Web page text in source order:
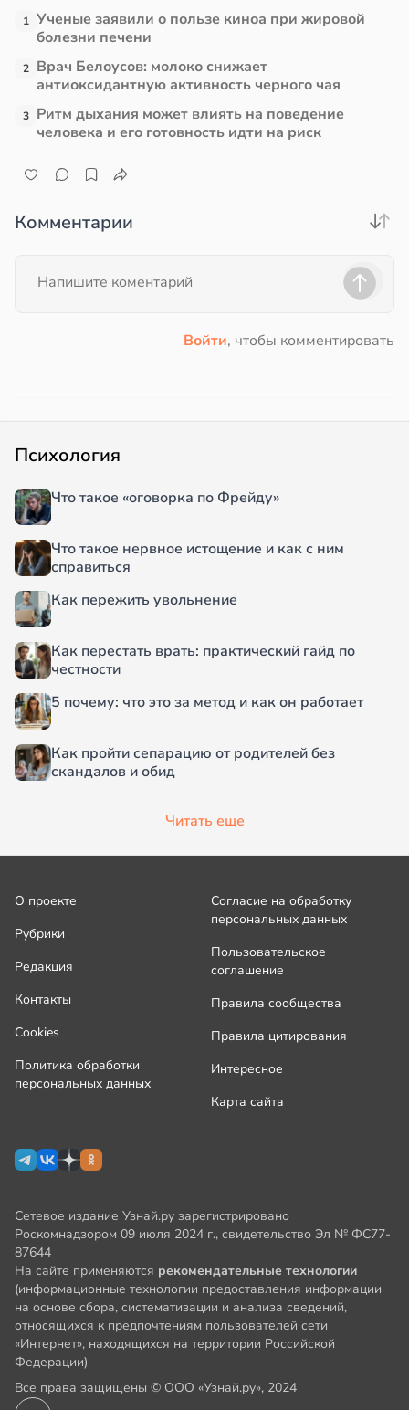
1 Ученые заявили о пользе киноа при жировой
болезни печени
2 Врач Белоусов: молоко снижает
антиоксидантную активность черного чая
3 Ритм дыхания может влиять на поведение
человека и его готовность идти на риск
Комментарии
Войти, чтобы комментировать
Психология
Что такое «оговорка по Фрейду»
Что такое нервное истощение и как с ним
справиться
Как пережить увольнение
Как перестать врать: практический гайд по
честности
5 почему: что это за метод и как он работает
Как пройти сепарацию от родителей без
скандалов и обид
Читать еще
О проекте
Рубрики
Редакция
Контакты
Cookies
Политика обработки
персональных данных
Согласие на обработку
персональных данных
Пользовательское
соглашение
Правила сообщества
Правила цитирования
Интересное
Карта сайта
Сетевое издание Узнай.ру зарегистрировано
Роскомнадзором 09 июля 2024 г., свидетельство Эл № ФС77-
87644
На сайте применяются рекомендательные технологии
(информационные технологии предоставления информации
на основе сбора, систематизации и анализа сведений,
относящихся к предпочтениям пользователей сети
«Интернет», находящихся на территории Российской
Федерации)
Все права защищены © ООО «Узнай.ру», 2024